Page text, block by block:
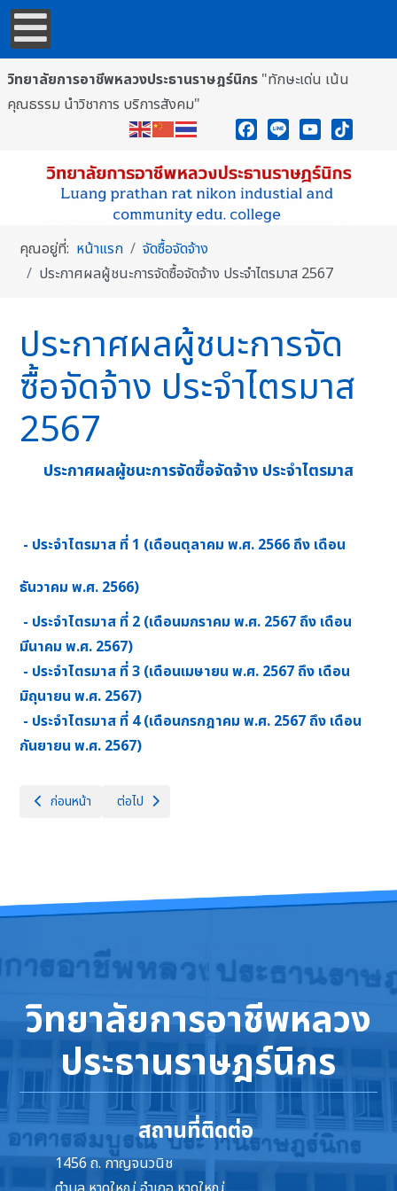
วิทยาลัยการอาชีพหลวงประธานราษฎร์นิกร "ทักษะเด่น เน้น
คุณธรรม นำวิชาการ บริการสังคม"
คุณอยู่ที่: หน้าแรก
จัดซื้อจัดจ้าง
ประกาศผลผู้ชนะการจัดซื้อจัดจ้าง ประจำไตรมาส 2567
ประกาศผลผู้ชนะการจัด
ซื้อจัดจ้าง ประจำไตรมาส
2567
ประกาศผลผู้ชนะการจัดซื้อจัดจ้าง ประจำไตรมาส
- ประจำไตรมาส ที่ 1 (เดือนตุลาคม พ.ศ. 2566 ถึง เดือน
ธันวาคม พ.ศ. 2566)
- ประจำไตรมาส ที่ 2 (เดือนมกราคม พ.ศ. 2567 ถึง เดือน
มีนาคม พ.ศ. 2567)
- ประจำไตรมาส ที่ 3 (เดือนเมษายน พ.ศ. 2567 ถึง เดือน
มิถุนายน พ.ศ. 2567)
- ประจำไตรมาส ที่ 4 (เดือนกรกฎาคม พ.ศ. 2567 ถึง เดือน
กันยายน พ.ศ. 2567)
เนื้อหาก่อนหน้า: ประกาศผู้ชนะการเสนอราคา จ้างก่อสร้างอาคารหลังคาคลุม
ก่อนหน้า เนื้อหาถัดไป: ประกาศยกเลิก ประกวดราคาจ้างก่อสร้างอา
ต่อไป
วิทยาลัยการอาชีพหลวง
ประธานราษฎร์นิกร
สถานที่ติดต่อ
1456 ถ. กาญจนวนิช